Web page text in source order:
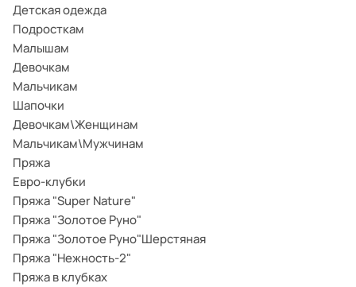
Детская одежда
Подросткам
Малышам
Девочкам
Мальчикам
Шапочки
Девочкам\Женщинам
Мальчикам\Мужчинам
Пряжа
Евро-клубки
Пряжа "Super Nature"
Пряжа "Золотое Руно"
Пряжа "Золотое Руно"Шерстяная
Пряжа "Нежность-2"
Пряжа в клубках